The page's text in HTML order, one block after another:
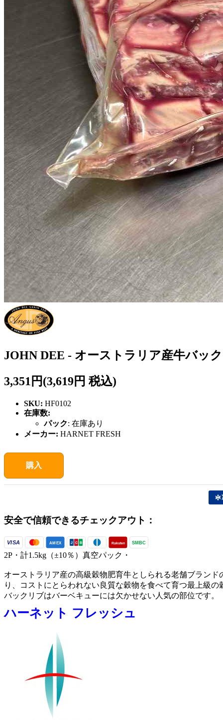
JOHN DEE - オーストラリア産牛バッ
3,351円(3,619円 税込)
SKU: HF0102
在庫数:
パック: 在庫あり
メーカー: HARNET FRESH
購入
安全で信頼できるチェックアウト：
VISA AMEX J C B Rakuten SMBC
2P・計1.5kg（±10％）真空パック・
オーストラリア産の高級穀物肥育牛としられる老舗ブラン
り、コストにとらわれない良質な穀物を食べて育つ最上級
バックリブはバーベキューには欠かせない人気の部位です。
ハーネット フレッシュ